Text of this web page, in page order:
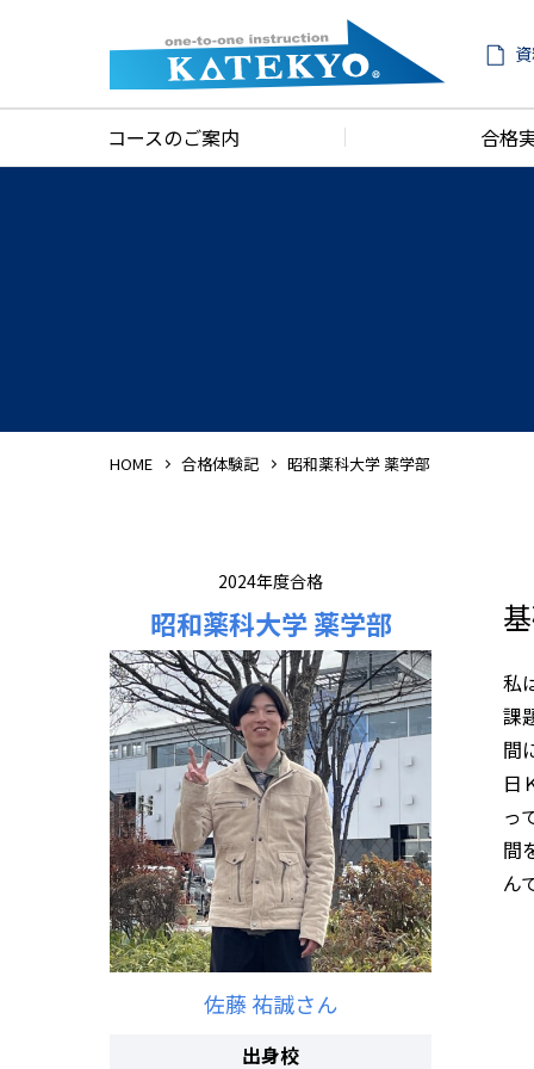
コースのご案内 合格
HOME 合格体験記 昭和薬科大学 薬学部
2024年度合格
昭和薬科大学 薬学部
佐藤 祐誠さん
出身校
私
課
間
日
っ
間
ん